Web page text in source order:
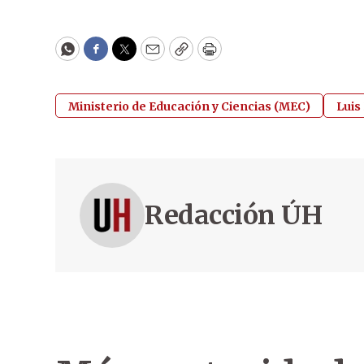
WhatsApp
Facebook
Twitter
EmailCopyPrint
Ministerio de Educación y Ciencias (MEC) Luis
Redacción ÚH